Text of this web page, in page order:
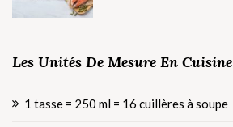
Les Unités De Mesure En Cuisine
1 tasse = 250 ml = 16 cuillères à soupe